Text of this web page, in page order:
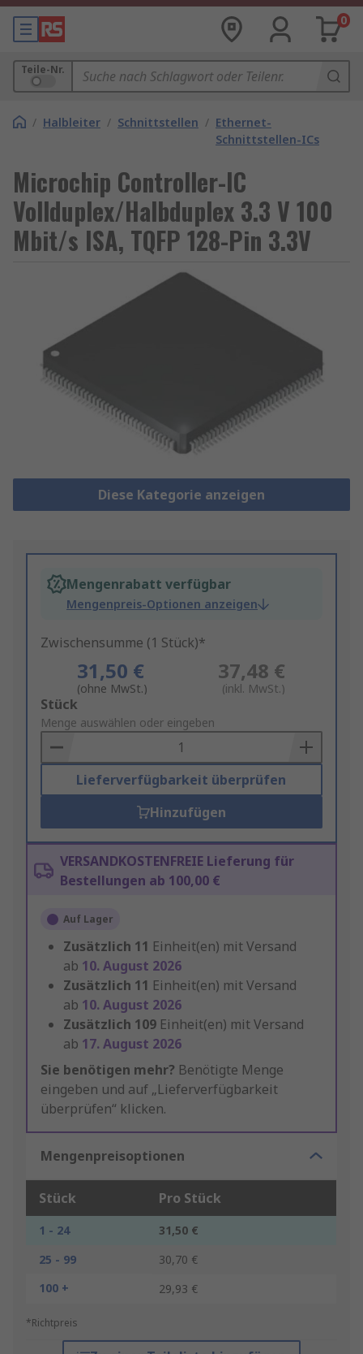
0
Teile-Nr.
/ Halbleiter / Schnittstellen / Ethernet-
Schnittstellen-ICs
Microchip Controller-IC
Vollduplex/Halbduplex 3.3 V 100
Mbit/s ISA, TQFP 128-Pin 3.3V
Diese Kategorie anzeigen
Mengenrabatt verfügbar
Mengenpreis-Optionen anzeigen
Zwischensumme (1 Stück)*
31,50 €
(ohne MwSt.)
37,48 €
(inkl. MwSt.)
Add
to
Basket
Stück
Menge auswählen oder eingeben
Lieferverfügbarkeit überprüfen
Hinzufügen
VERSANDKOSTENFREIE Lieferung für
Bestellungen ab 100,00 €
Auf Lager
Zusätzlich 11 Einheit(en) mit Versand
ab 10. August 2026
Zusätzlich 11 Einheit(en) mit Versand
ab 10. August 2026
Zusätzlich 109 Einheit(en) mit Versand
ab 17. August 2026
Sie benötigen mehr? Benötigte Menge
eingeben und auf „Lieferverfügbarkeit
überprüfen“ klicken.
Mengenpreisoptionen
Stück Pro Stück
1 - 24
31,50 €
25 - 99
30,70 €
100 +
29,93 €
*Richtpreis